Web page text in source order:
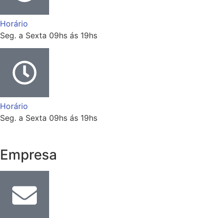
Horário
Seg. a Sexta 09hs ás 19hs
Horário
Seg. a Sexta 09hs ás 19hs
Empresa